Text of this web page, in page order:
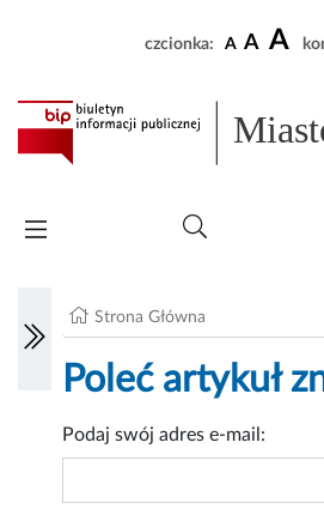
czcionka: A A A
Strona Główna
Poleć artykuł
Podaj swój adres e-mail: